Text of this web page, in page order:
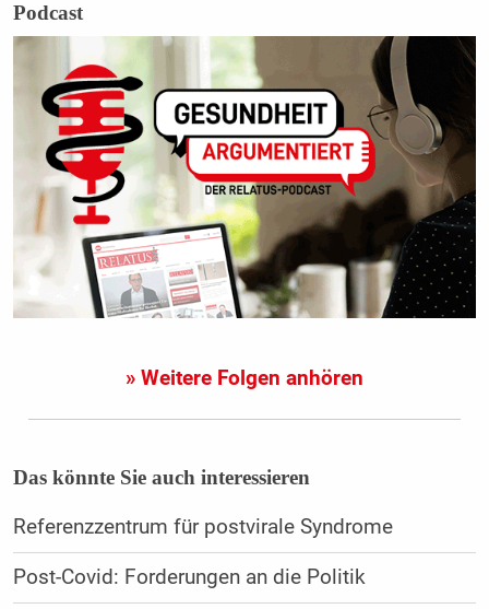
Podcast
» Weitere Folgen anhören
Das könnte Sie auch interessieren
Referenzzentrum für postvirale Syndrome
Post-Covid: Forderungen an die Politik